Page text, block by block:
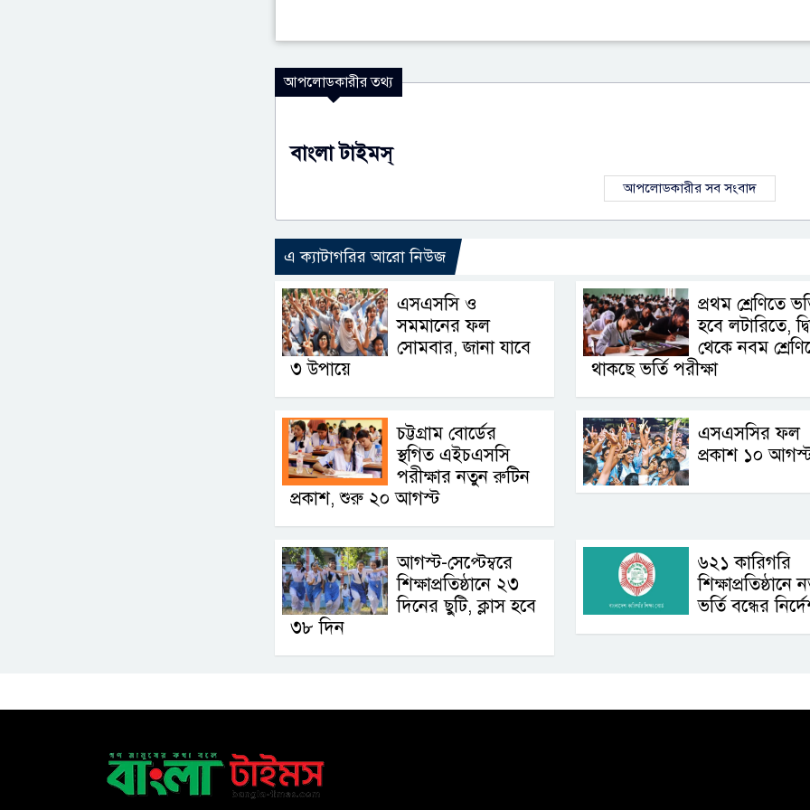
আপলোডকারীর তথ্য
বাংলা টাইমস্
আপলোডকারীর সব সংবাদ
এ ক্যাটাগরির আরো নিউজ
এসএসসি ও
সমমানের ফল
সোমবার, জানা যাবে
৩ উপায়ে
প্রথম শ্রেণিতে
হবে লটারিতে,
থেকে নবম
থাকছে ভর্তি পরীক্ষা
চট্টগ্রাম বোর্ডের
স্থগিত এইচএসসি
পরীক্ষার নতুন রুটিন
প্রকাশ, শুরু ২০ আগস্ট
এসএসসির ফল
প্রকাশ ১০
আগস্ট-সেপ্টেম্বরে
শিক্ষাপ্রতিষ্ঠানে ২৩
দিনের ছুটি, ক্লাস হবে
৩৮ দিন
৬২১ কারিগরি
শিক্ষাপ্রতিষ্ঠানে
ভর্তি বন্ধের